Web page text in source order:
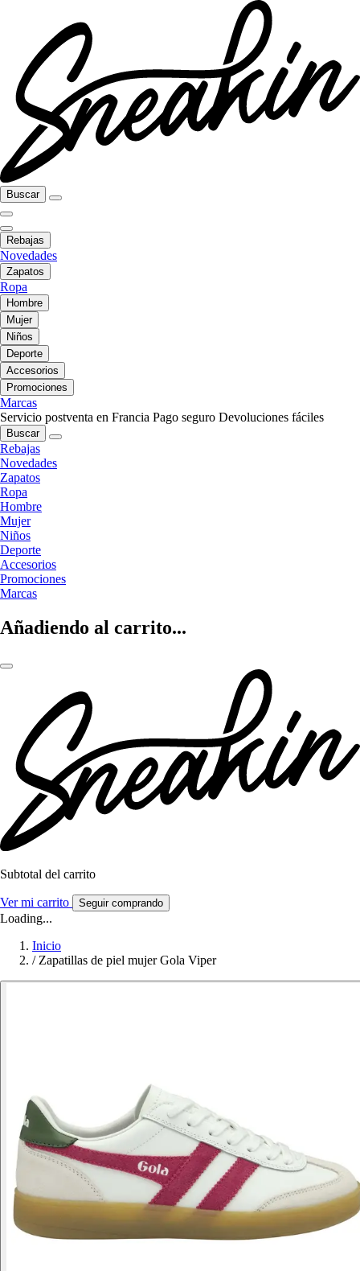
Buscar
Rebajas
Novedades
Zapatos
Ropa
Hombre
Mujer
Niños
Deporte
Accesorios
Promociones
Marcas
Servicio postventa en Francia Pago seguro Devoluciones fáciles
Buscar
Rebajas
Novedades
Zapatos
Ropa
Hombre
Mujer
Niños
Deporte
Accesorios
Promociones
Marcas
Añadiendo al carrito...
Subtotal del carrito
Ver mi carrito Seguir comprando
Loading...
Inicio
/ Zapatillas de piel mujer Gola Viper